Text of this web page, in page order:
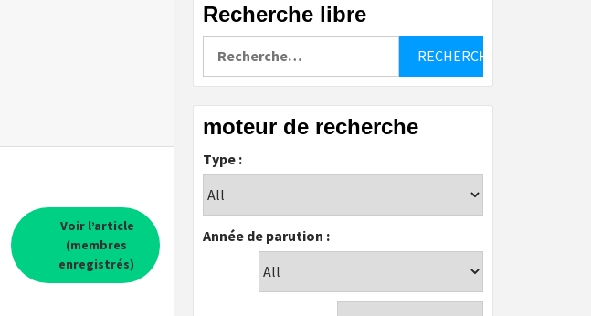
Voir l’article
(membres
enregistrés)
Recherche libre
moteur de recherche
Type :
Année de parution :